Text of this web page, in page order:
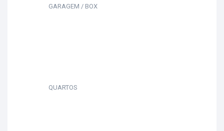
GARAGEM / BOX
QUARTOS